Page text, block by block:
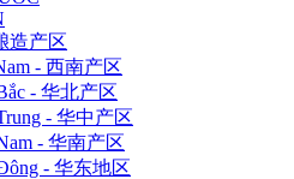
造产区
- 西南产区
- 华北产区
- 华中产区
- 华南产区
- 华东地区